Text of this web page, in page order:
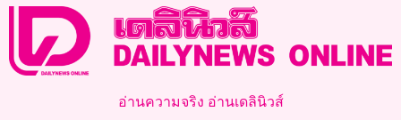
อ่านความจริง อ่านเดลินิวส์